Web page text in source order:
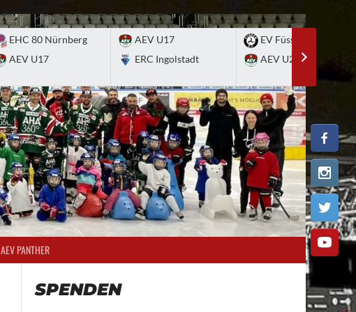
EHC 80 Nürnberg
AEV U17
AEV U17
ERC Ingolstadt
EV Füssen
AEV U20
AEV PANTHER
SPENDEN